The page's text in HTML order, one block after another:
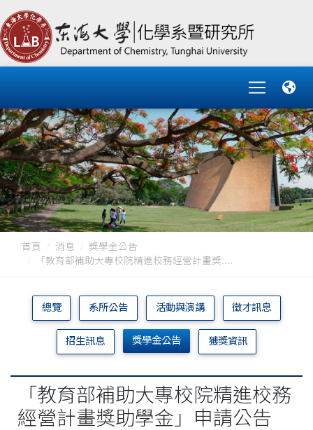
首頁 消息
獎學金公告
「教育部補助大專校院精進校務經營計畫獎....
總覽 系所公告 活動與演講 徵才訊息
招生訊息 獎學金公告 獲獎資訊
「教育部補助大專校院精進校務
經營計畫獎助學金」申請公告